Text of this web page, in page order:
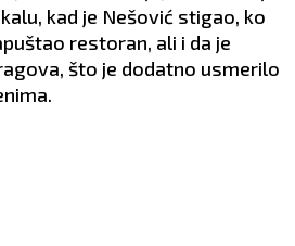
kad je Nešović stigao, ko
restoran, ali i da je
što je dodatno usmerilo